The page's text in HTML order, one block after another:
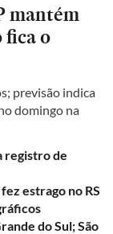
mantém
fica o
previsão indica
domingo na
registro de
estrago no RS
do Sul; São